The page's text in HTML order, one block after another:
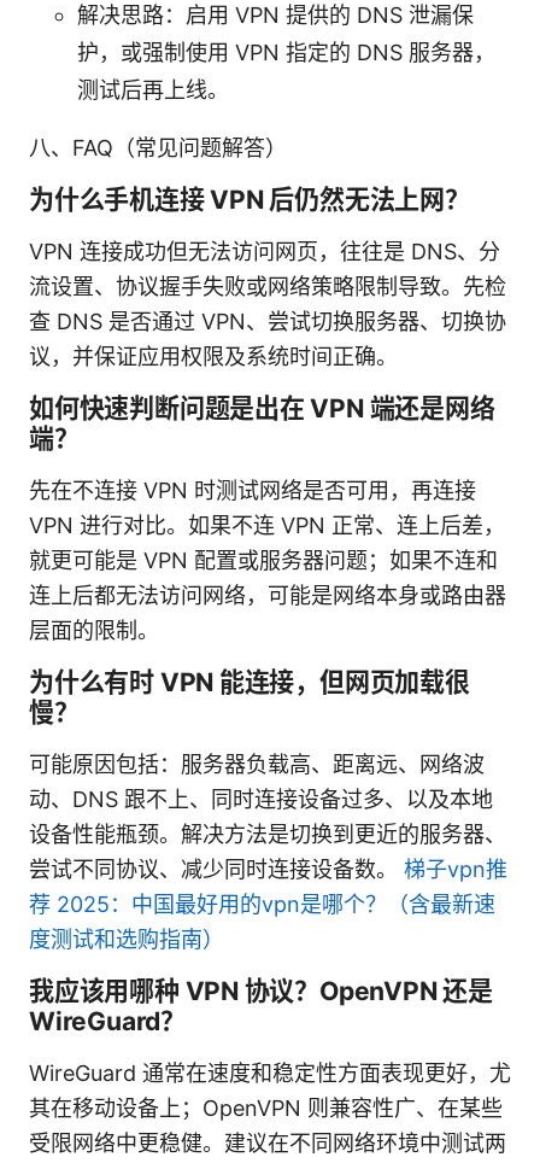
解决思路：启用 VPN 提供的 DNS 泄漏保
护，或强制使用 VPN 指定的 DNS 服务器，
测试后再上线。
八、FAQ（常见问题解答）
为什么手机连接 VPN 后仍然无法上网？
VPN 连接成功但无法访问网页，往往是 DNS、分
流设置、协议握手失败或网络策略限制导致。先检
查 DNS 是否通过 VPN、尝试切换服务器、切换协
议，并保证应用权限及系统时间正确。
如何快速判断问题是出在 VPN 端还是网络
端？
先在不连接 VPN 时测试网络是否可用，再连接
VPN 进行对比。如果不连 VPN 正常、连上后差，
就更可能是 VPN 配置或服务器问题；如果不连和
连上后都无法访问网络，可能是网络本身或路由器
层面的限制。
为什么有时 VPN 能连接，但网页加载很
慢？
可能原因包括：服务器负载高、距离远、网络波
动、DNS 跟不上、同时连接设备过多、以及本地
设备性能瓶颈。解决方法是切换到更近的服务器、
尝试不同协议、减少同时连接设备数。 梯子vpn推
荐 2025：中国最好用的vpn是哪个？（含最新速
度测试和选购指南）
我应该用哪种 VPN 协议？OpenVPN 还是
WireGuard？
WireGuard 通常在速度和稳定性方面表现更好，尤
其在移动设备上；OpenVPN 则兼容性广、在某些
受限网络中更稳健。建议在不同网络环境中测试两